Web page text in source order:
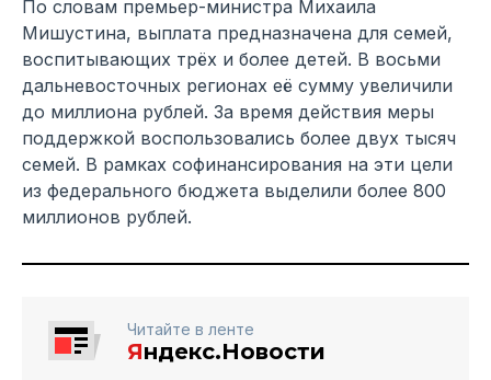
По словам премьер-министра Михаила
Мишустина, выплата предназначена для семей,
воспитывающих трёх и более детей. В восьми
дальневосточных регионах её сумму увеличили
до миллиона рублей. За время действия меры
поддержкой воспользовались более двух тысяч
семей. В рамках софинансирования на эти цели
из федерального бюджета выделили более 800
миллионов рублей.
Читайте в ленте
Яндекс.Новости